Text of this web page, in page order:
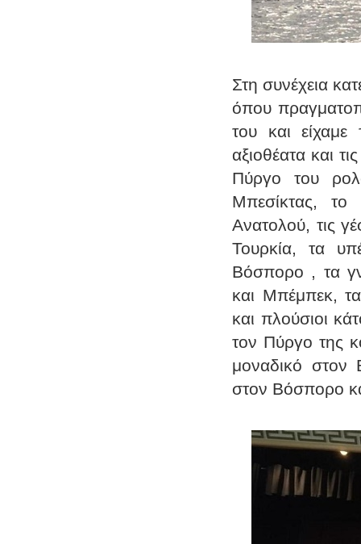
Στη συνέχεια
όπου
του και
αξιοθέατα και
Πύργο του
Μπεσίκτας,
Ανατολού, τις
Τουρκία, τα
Βόσπορο , τα
και Μπέμπεκ,
και πλούσιοι
τον Πύργο της
μοναδικό στον
στον Βόσπορο